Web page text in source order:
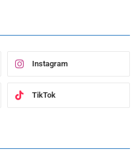
Instagram
TikTok